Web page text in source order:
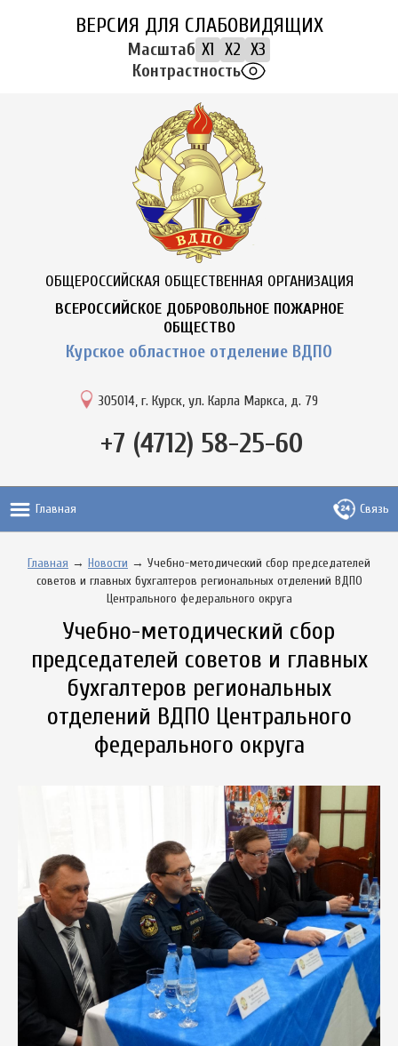
ВЕРСИЯ ДЛЯ СЛАБОВИДЯЩИХ
Масштаб X1 X2 X3
Контрастность
ОБЩЕРОССИЙСКАЯ ОБЩЕСТВЕННАЯ ОРГАНИЗАЦИЯ
ВСЕРОССИЙСКОЕ ДОБРОВОЛЬНОЕ ПОЖАРНОЕ
ОБЩЕСТВО
Курское областное отделение ВДПО
305014, г. Курск, ул. Карла Маркса, д. 79
+7 (4712) 58-25-60
Главная Связь
Главная → Новости → Учебно-методический сбор председателей
советов и главных бухгалтеров региональных отделений ВДПО
Центрального федерального округа
Учебно-методический сбор
председателей советов и главных
бухгалтеров региональных
отделений ВДПО Центрального
федерального округа